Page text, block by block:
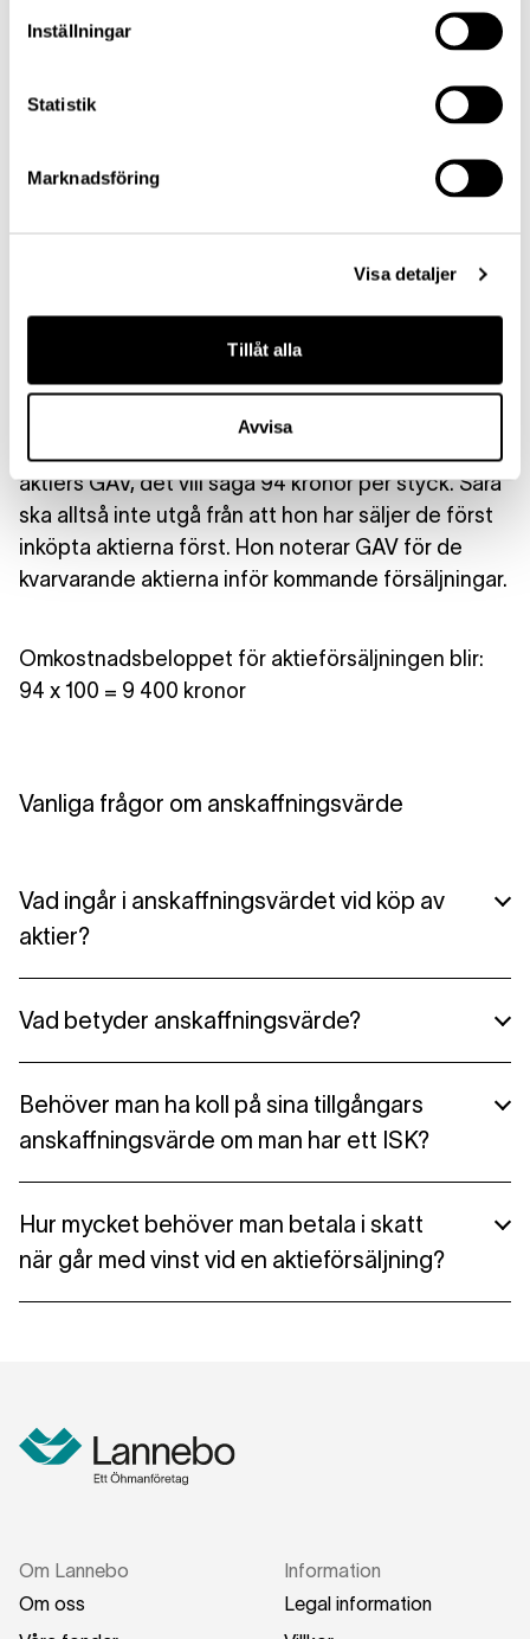
Inställningar
Statistik
Marknadsföring
Visa detaljer
Tillåt alla
Avvisa
påverkas nämligen ditt genomsnittliga
Beräkning av anskaffningsvärde
Sara har sålt en aktiepost på 100 aktier i bolaget
Aktierna köptes in vid tre olika tillfällen. Sara gör en
tabell för att kunna beräkna det genomsnittliga
anskaffningsvärdet (GAV) per aktie.
När Sara ska redovisa försäljningen till
Skatteverket ska hon använda sig av samtliga
aktiers GAV, det vill säga 94 kronor per styck. Sara
ska alltså inte utgå från att hon har säljer de först
inköpta aktierna först. Hon noterar GAV för de
kvarvarande aktierna inför kommande försäljningar.
Omkostnadsbeloppet för aktieförsäljningen blir:
94 x 100 = 9 400 kronor
Vanliga frågor om anskaffningsvärde
Vad ingår i anskaffningsvärdet vid köp av
aktier?
Utöver själva inköpssumman ingår kostnaden för
Vad betyder anskaffningsvärde?
Anskaffningsvärde är en skatteterm som beskriver
en produkts eller tillgångs värde vid köptillfället,
det vill säga hur mycket köparen behövde betala.
Behöver man ha koll på sina tillgångars
anskaffningsvärde om man har ett ISK?
Nej, om du har ett ISK behöver du inte ta reda på
dina tillgångars anskaffningsvärde eftersom du
inte ska betala vinstskatt utan en schablonskatt.
Hur mycket behöver man betala i skatt
när går med vinst vid en aktieförsäljning?
Om Lannebo
Om oss
Information
Legal information